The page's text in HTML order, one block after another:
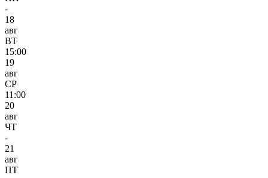
-
18
авг
ВТ
15:00
19
авг
СР
11:00
20
авг
ЧТ
-
21
авг
ПТ